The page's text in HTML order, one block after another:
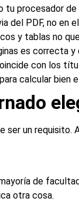
tu procesador
del PDF, no en
y tablas no
es correcta
con los
calcular bien
ser un requisito.
de
otra cosa.